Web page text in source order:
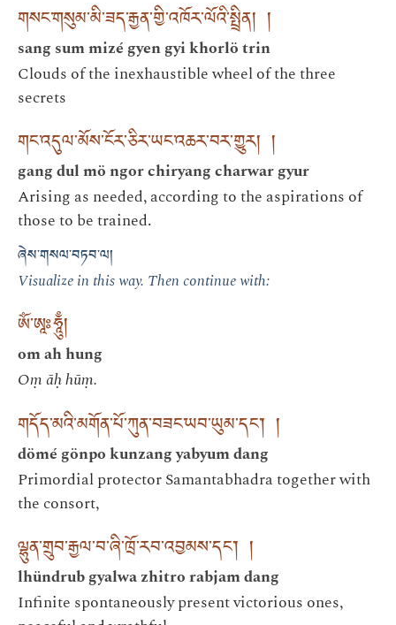
གསང་གསུམ་མི་ཟད་རྒྱན་གྱི་འཁོར་ལོའི་སྤྲིན། །
sang sum mizé gyen gyi khorlö trin
Clouds of the inexhaustible wheel of the three
secrets
གང་འདུལ་མོས་ངོར་ཅིར་ཡང་འཆར་བར་གྱུར། །
gang dul mö ngor chiryang charwar gyur
Arising as needed, according to the aspirations of
those to be trained.
ཞེས་གསལ་བཏབ་ལ།
Visualize in this way. Then continue with:
ཨོཾ་ཨཱཿཧཱུྃ།
om ah hung
Oṃ āḥ hūṃ.
གདོད་མའི་མགོན་པོ་ཀུན་བཟང་ཡབ་ཡུམ་དང་། །
dömé gönpo kunzang yabyum dang
Primordial protector Samantabhadra together with
the consort,
ལྷུན་གྲུབ་རྒྱལ་བ་ཞི་ཁྲོ་རབ་འབྱམས་དང་། །
lhündrub gyalwa zhitro rabjam dang
Infinite spontaneously present victorious ones,